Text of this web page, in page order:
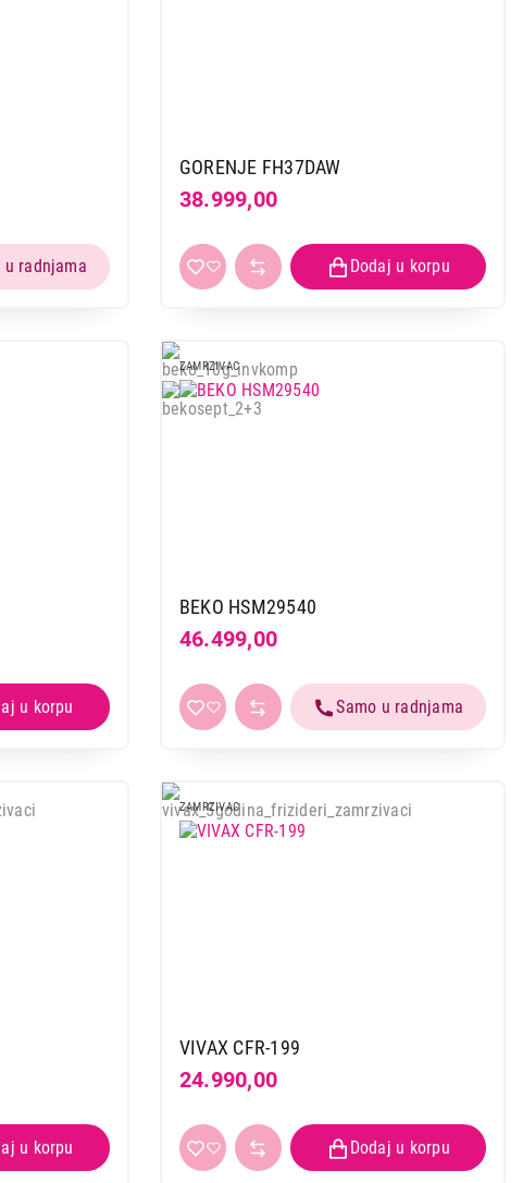
GORENJE FH37DAW
38.999,00
ZAMRZIVAC
BEKO HSM29540
46.499,00
ZAMRZIVAC
VIVAX CFR-199
24.990,00